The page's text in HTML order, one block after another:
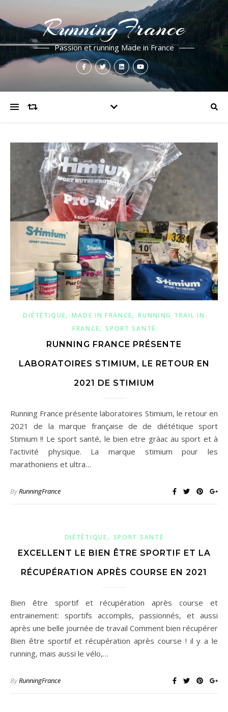
RunningFrance
Passion et running Made in France
DIÉTÉTIQUE,MADE IN FRANCE,RUNNING TRAIL IN
FRANCE,SPORT SANTÉ
RUNNING FRANCE PRÉSENTE
LABORATOIRES STIMIUM, LE RETOUR EN
2021 DE STIMIUM
Running France présente laboratoires Stimium, le retour en
2021 de la marque française de de diététique sport
Stimium !! Le sport santé, le bien etre gràac au sport et à
l’activité physique. La marque stimium pour les
marathoniens et ultra…
ByRunningFrance
DIÉTÉTIQUE, SPORT SANTÉ
EXCELLENT LE BIEN ÊTRE SPORTIF ET LA
RÉCUPÉRATION APRÈS COURSE EN 2021
Bien être sportif et récupération après course et
entrainement: sportifs accomplis, passionnés, et aussi
après une belle journée de travail Comment bien récupérer
Bien être sportif et récupération après course ! il y a le
running, mais aussi le vélo,…
ByRunningFrance